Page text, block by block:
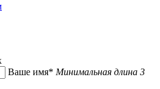
Ваше имя* Минимальная длина 3